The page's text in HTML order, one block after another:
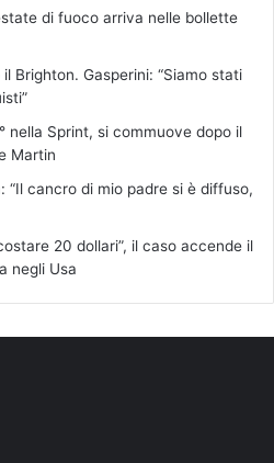
di fuoco arriva nelle bollette
Brighton. Gasperini: “Siamo stati
nella Sprint, si commuove dopo il
Martin
“Il cancro di mio padre si è diffuso,
20 dollari”, il caso accende il
negli Usa